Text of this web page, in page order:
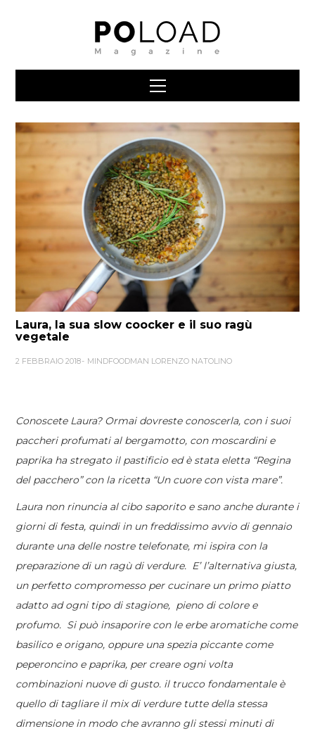
Laura, la sua slow coocker e il suo ragù
vegetale
2 FEBBRAIO 2018 MINDFOODMAN LORENZO NATOLINO
Conoscete Laura? Ormai dovreste conoscerla, con i suoi
paccheri profumati al bergamotto, con moscardini e
paprika ha stregato il pastificio ed è stata eletta “Regina
del pacchero” con la ricetta “Un cuore con vista mare”.
Laura non rinuncia al cibo saporito e sano anche durante i
giorni di festa, quindi in un freddissimo avvio di gennaio
durante una delle nostre telefonate, mi ispira con la
preparazione di un ragù di verdure. E’ l’alternativa giusta,
un perfetto compromesso per cucinare un primo piatto
adatto ad ogni tipo di stagione, pieno di colore e
profumo. Si può insaporire con le erbe aromatiche come
basilico e origano, oppure una spezia piccante come
peperoncino e paprika, per creare ogni volta
combinazioni nuove di gusto. il trucco fondamentale è
quello di tagliare il mix di verdure tutte della stessa
dimensione in modo che avranno gli stessi minuti di